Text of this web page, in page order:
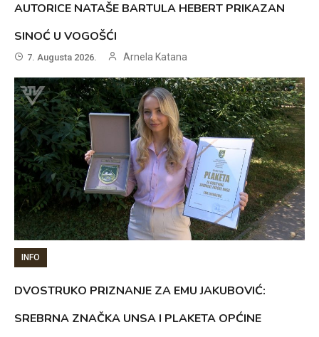
AUTORICE NATAŠE BARTULA HEBERT PRIKAZAN
SINOĆ U VOGOŠĆI
7. Augusta 2026. Arnela Katana
INFO
DVOSTRUKO PRIZNANJE ZA EMU JAKUBOVIĆ:
SREBRNA ZNAČKA UNSA I PLAKETA OPĆINE